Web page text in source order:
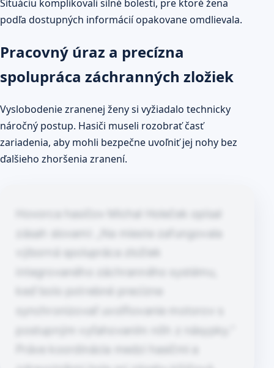
Situáciu komplikovali silné bolesti, pre ktoré žena
podľa dostupných informácií opakovane omdlievala.
Pracovný úraz a precízna
spolupráca záchranných zložiek
Vyslobodenie zranenej ženy si vyžiadalo technicky
náročný postup. Hasiči museli rozobrať časť
zariadenia, aby mohli bezpečne uvoľniť jej nohy bez
ďalšieho zhoršenia zranení.